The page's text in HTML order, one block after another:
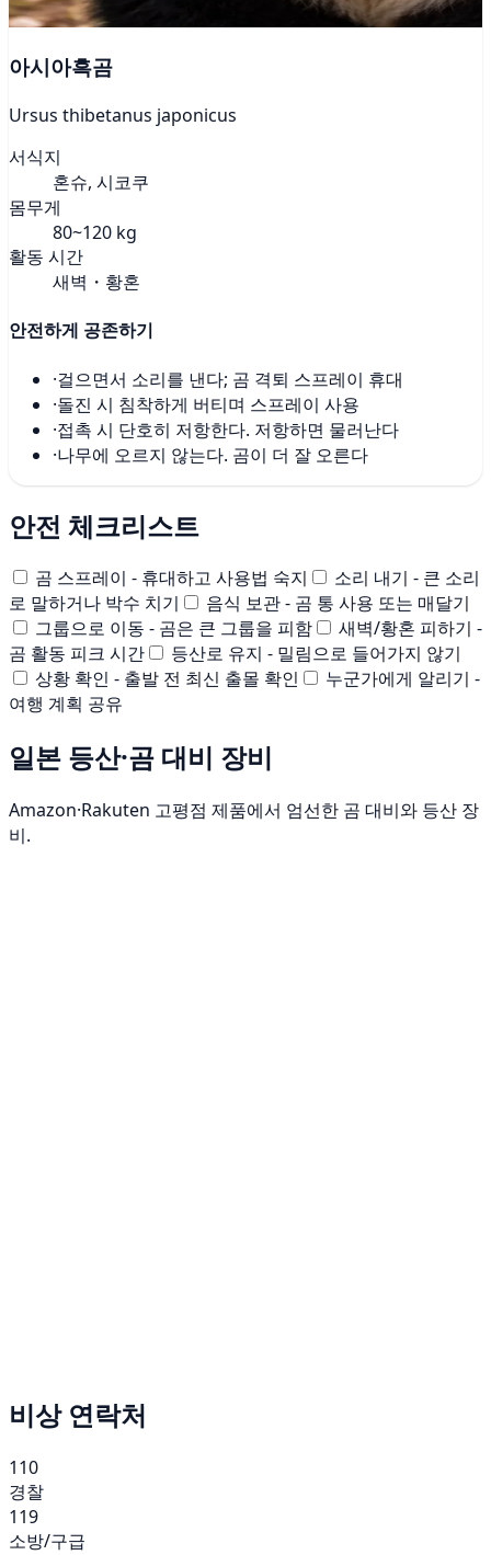
아시아흑곰
Ursus thibetanus japonicus
서식지
혼슈, 시코쿠
몸무게
80~120 kg
활동 시간
새벽・황혼
안전하게 공존하기
·걸으면서 소리를 낸다; 곰 격퇴 스프레이 휴대
·돌진 시 침착하게 버티며 스프레이 사용
·접촉 시 단호히 저항한다. 저항하면 물러난다
·나무에 오르지 않는다. 곰이 더 잘 오른다
안전 체크리스트
곰 스프레이 - 휴대하고 사용법 숙지
소리 내기 - 큰 소리
로 말하거나 박수 치기
음식 보관 - 곰 통 사용 또는 매달기
그룹으로 이동 - 곰은 큰 그룹을 피함
새벽/황혼 피하기 -
곰 활동 피크 시간
등산로 유지 - 밀림으로 들어가지 않기
상황 확인 - 출발 전 최신 출몰 확인
누군가에게 알리기 -
여행 계획 공유
일본 등산·곰 대비 장비
Amazon·Rakuten 고평점 제품에서 엄선한 곰 대비와 등산 장
비.
비상 연락처
110
경찰
119
소방/구급